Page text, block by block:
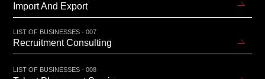
Import And Export
LIST OF BUSINESSES - 007
Recruitment Consulting
LIST OF BUSINESSES - 008